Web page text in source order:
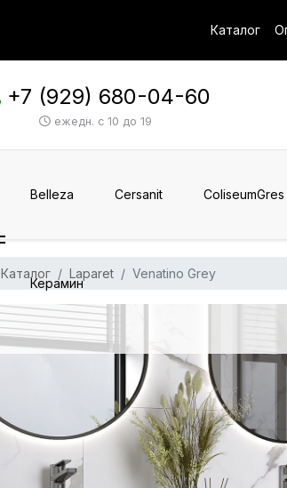
Каталог
+7 (929) 680-04-60
ежедн. с 10 до 19
Belleza Cersanit ColiseumGres
Керамин
Каталог Laparet Venatino Grey